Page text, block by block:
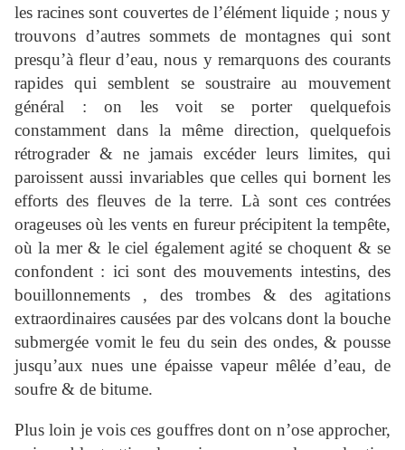
les racines sont couvertes de l’élément liquide ; nous y
trouvons d’autres sommets de montagnes qui sont
presqu’à fleur d’eau, nous y remarquons des courants
rapides qui semblent se soustraire au mouvement
général : on les voit se porter quelquefois
constamment dans la même direction, quelquefois
rétrograder & ne jamais excéder leurs limites, qui
paroissent aussi invariables que celles qui bornent les
efforts des fleuves de la terre. Là sont ces contrées
orageuses où les vents en fureur précipitent la tempête,
où la mer & le ciel également agité se choquent & se
confondent : ici sont des mouvements intestins, des
bouillonnements , des trombes & des agitations
extraordinaires causées par des volcans dont la bouche
submergée vomit le feu du sein des ondes, & pousse
jusqu’aux nues une épaisse vapeur mêlée d’eau, de
soufre & de bitume.
Plus loin je vois ces gouffres dont on n’ose approcher,